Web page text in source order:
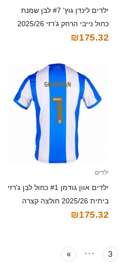
ילדים לינדן גוץ' #7 לבן שמנת
כחול נייבי הרחק ג'רזי 2025/26
חולצה קצרה
₪175.32
ילדים
ילדים אוון גודמן #1 כחול לבן ג'רזי
ביתית 2025/26 חולצה קצרה
₪175.32
3
...
»